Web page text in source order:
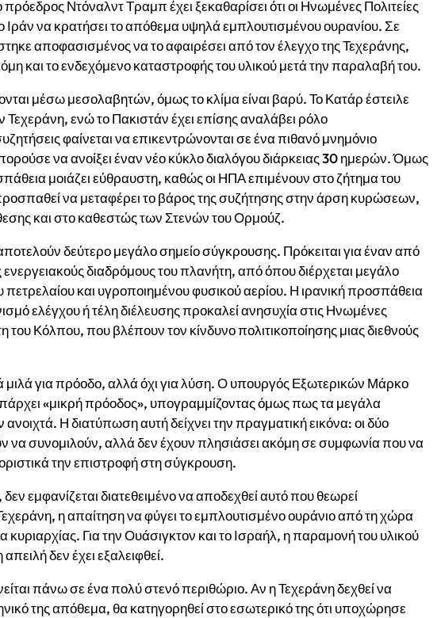
Ντόναλντ Τραμπ έχει ξεκαθαρίσει ότι οι Ηνωμένες Πολιτείες
Ιράν να κρατήσει το απόθεμα υψηλά εμπλουτισμένου ουρανίου. Σε
αποφασισμένος να το αφαιρέσει από τον έλεγχο της Τεχεράνης,
και το ενδεχόμενο καταστροφής του υλικού μετά την παραλαβή του.
μέσω μεσολαβητών, όμως το κλίμα είναι βαρύ. Το Κατάρ έστειλε
Τεχεράνη, ενώ το Πακιστάν έχει επίσης αναλάβει ρόλο
φαίνεται να επικεντρώνονται σε ένα πιθανό μνημόνιο
να ανοίξει έναν νέο κύκλο διαλόγου διάρκειας 30 ημερών. Όμως
μοιάζει εύθραυστη, καθώς οι ΗΠΑ επιμένουν στο ζήτημα του
να μεταφέρει το βάρος της συζήτησης στην άρση κυρώσεων,
και στο καθεστώς των Στενών του Ορμούζ.
δεύτερο μεγάλο σημείο σύγκρουσης. Πρόκειται για έναν από
ενεργειακούς διαδρόμους του πλανήτη, από όπου διέρχεται μεγάλο
και υγροποιημένου φυσικού αερίου. Η ιρανική προσπάθεια
ελέγχου ή τέλη διέλευσης προκαλεί ανησυχία στις Ηνωμένες
του Κόλπου, που βλέπουν τον κίνδυνο πολιτικοποίησης μιας διεθνούς
μιλά για πρόοδο, αλλά όχι για λύση. Ο υπουργός Εξωτερικών Μάρκο
«μικρή πρόοδος», υπογραμμίζοντας όμως πως τα μεγάλα
Η διατύπωση αυτή δείχνει την πραγματική εικόνα: οι δύο
να συνομιλούν, αλλά δεν έχουν πλησιάσει ακόμη σε συμφωνία που να
την επιστροφή στη σύγκρουση.
εμφανίζεται διατεθειμένο να αποδεχθεί αυτό που θεωρεί
η απαίτηση να φύγει το εμπλουτισμένο ουράνιο από τη χώρα
κυριαρχίας. Για την Ουάσιγκτον και το Ισραήλ, η παραμονή του υλικού
απειλή δεν έχει εξαλειφθεί.
πάνω σε ένα πολύ στενό περιθώριο. Αν η Τεχεράνη δεχθεί να
της απόθεμα, θα κατηγορηθεί στο εσωτερικό της ότι υποχώρησε